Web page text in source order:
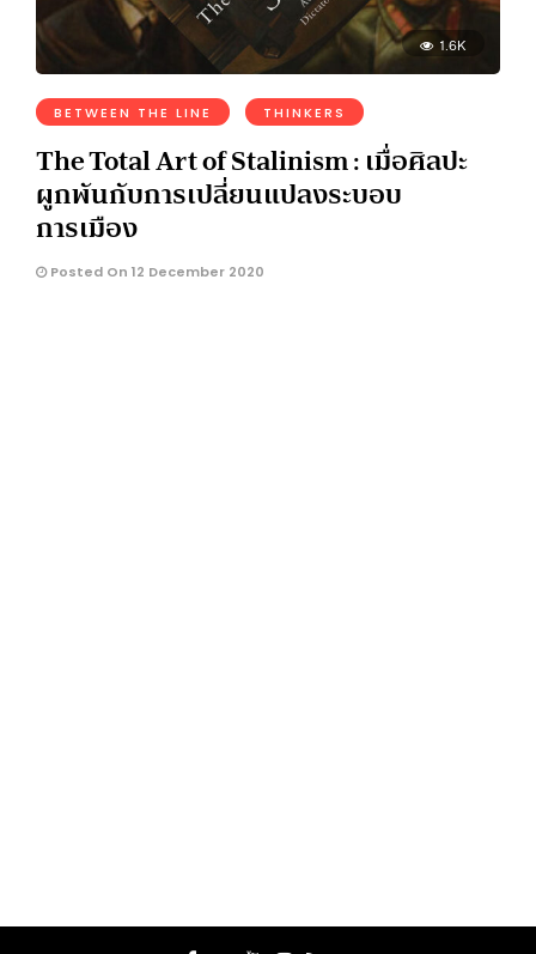
1.6K
BETWEEN THE LINE THINKERS
The Total Art of Stalinism : เมื่อศิลปะ
ผูกพันกับการเปลี่ยนแปลงระบอบ
การเมือง
Posted On 12 December 2020